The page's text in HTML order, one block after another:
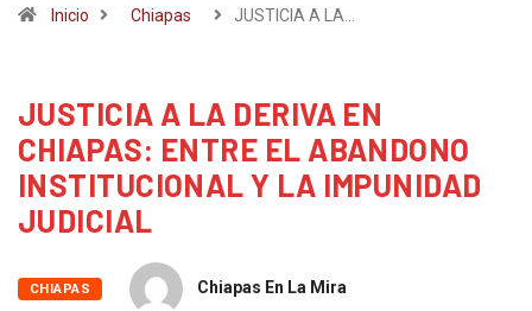
Inicio Chiapas JUSTICIA A LA…
JUSTICIA A LA DERIVA EN
CHIAPAS: ENTRE EL ABANDONO
INSTITUCIONAL Y LA IMPUNIDAD
JUDICIAL
CHIAPAS Chiapas En La Mira